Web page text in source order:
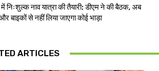
निःशुल्क नाव यात्रा की तैयारी: डीएम ने की बैठक, अब
बाइकों से नहीं लिया जाएगा कोई भाड़ा
ARTICLES